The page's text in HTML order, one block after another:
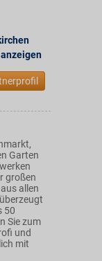
Garten
großen
allen
50
Sie zum
und
mit